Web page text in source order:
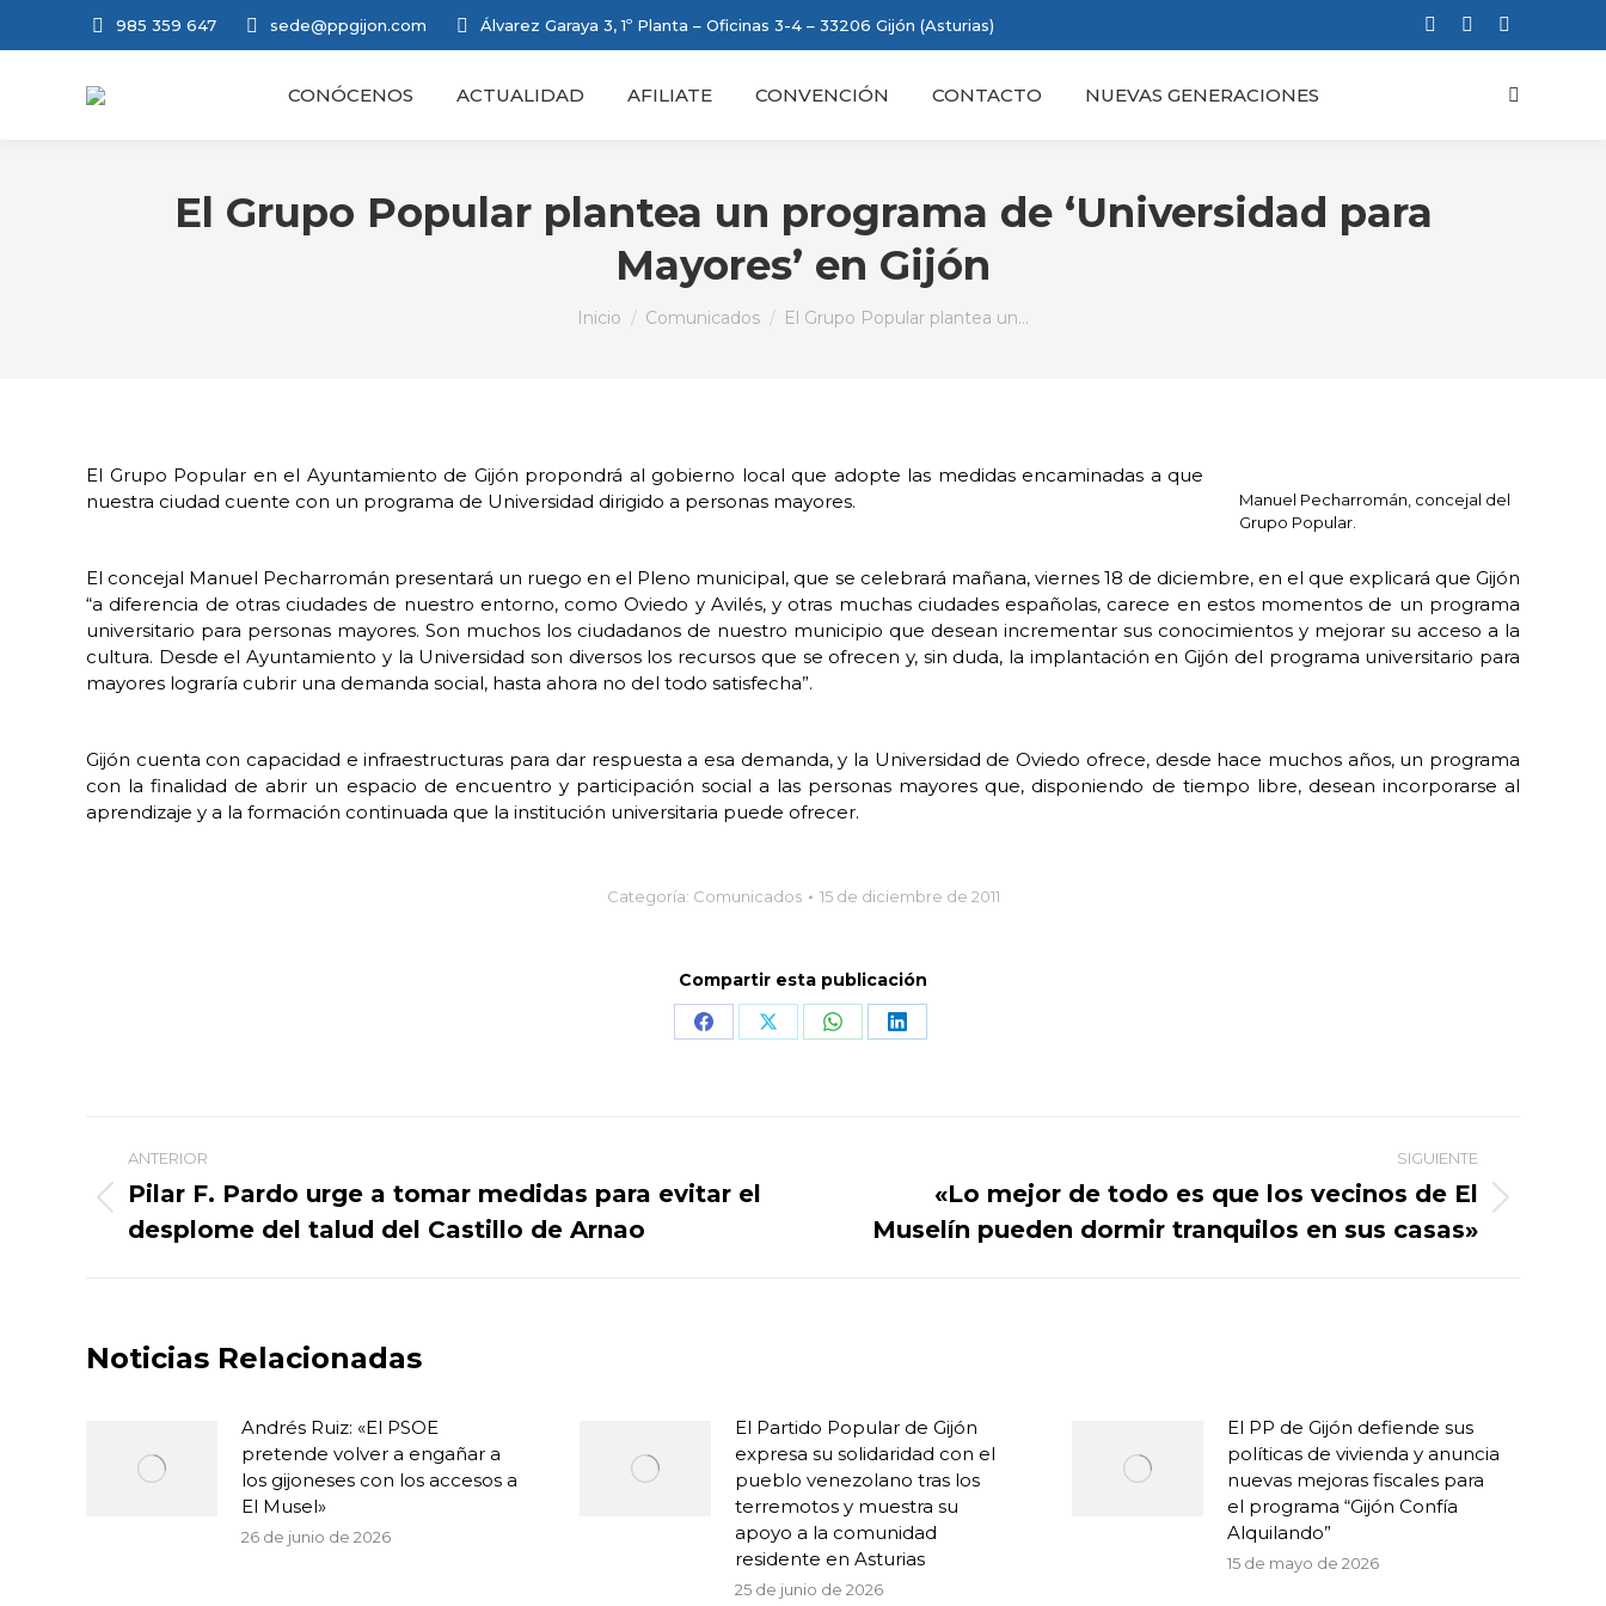
985 359 647 sede@ppgijon.com Álvarez Garaya 3, 1º Planta – Oficinas 3-4 – 33206 Gijón (Asturias)
opensopens
CONÓCENOS ACTUALIDAD AFILIATE CONVENCIÓN CONTACTO NUEVAS GENERACIONES Buscar:
El Grupo Popular plantea un programa de ‘Universidad para
Mayores’ en Gijón
Estás aquí:
Inicio Comunicados El Grupo Popular plantea un…
Manuel Pecharromán, concejal del
Grupo Popular.
El Grupo Popular en el Ayuntamiento de Gijón propondrá al gobierno local que adopte las medidas encaminadas a que
nuestra ciudad cuente con un programa de Universidad dirigido a personas mayores.
El concejal Manuel Pecharromán presentará un ruego en el Pleno municipal, que se celebrará mañana, viernes 18 de diciembre, en el que explicará que Gijón
“a diferencia de otras ciudades de nuestro entorno, como Oviedo y Avilés, y otras muchas ciudades españolas, carece en estos momentos de un programa
universitario para personas mayores. Son muchos los ciudadanos de nuestro municipio que desean incrementar sus conocimientos y mejorar su acceso a la
cultura. Desde el Ayuntamiento y la Universidad son diversos los recursos que se ofrecen y, sin duda, la implantación en Gijón del programa universitario para
mayores lograría cubrir una demanda social, hasta ahora no del todo satisfecha”.
Gijón cuenta con capacidad e infraestructuras para dar respuesta a esa demanda, y la Universidad de Oviedo ofrece, desde hace muchos años, un programa
con la finalidad de abrir un espacio de encuentro y participación social a las personas mayores que, disponiendo de tiempo libre, desean incorporarse al
aprendizaje y a la formación continuada que la institución universitaria puede ofrecer.
Categoría: Comunicados 15 de diciembre de 2011
Compartir esta publicación
Share Share Share Share
Navegación
entre
publicaciones
ANTERIOR
Publicación
anterior:
Pilar F. Pardo urge a tomar medidas para evitar el
desplome del talud del Castillo de Arnao
SIGUIENTE
siguiente:
«Lo mejor de todo es que los vecinos de El
Muselín pueden dormir tranquilos en sus casas»
Noticias Relacionadas
Andrés Ruiz: «El PSOE
pretende volver a engañar a
los gijoneses con los accesos a
El Musel»
26 de junio de 2026
El Partido Popular de Gijón
expresa su solidaridad con el
pueblo venezolano tras los
terremotos y muestra su
apoyo a la comunidad
residente en Asturias
25 de junio de 2026
El PP de Gijón defiende sus
políticas de vivienda y anuncia
nuevas mejoras fiscales para
el programa “Gijón Confía
Alquilando”
15 de mayo de 2026